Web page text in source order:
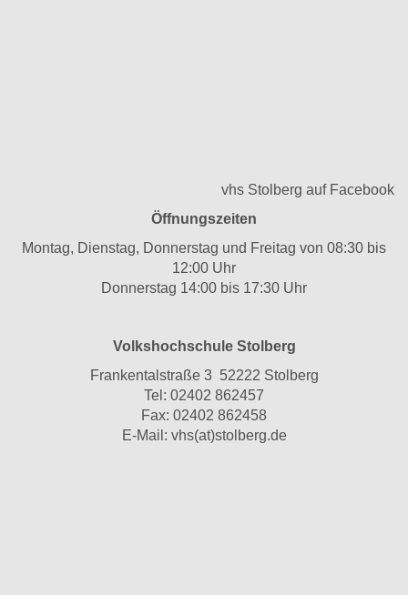
vhs Stolberg auf Facebook
Öffnungszeiten
Montag, Dienstag, Donnerstag und Freitag von 08:30 bis
12:00 Uhr
Donnerstag 14:00 bis 17:30 Uhr
Volkshochschule Stolberg
Frankentalstraße 3 52222 Stolberg
Tel: 02402 862457
Fax: 02402 862458
E-Mail: vhs(at)stolberg.de